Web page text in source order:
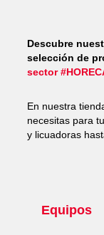
Descubre
selección de
sector
En nuestra
necesitas para
y licuadoras
Equipos